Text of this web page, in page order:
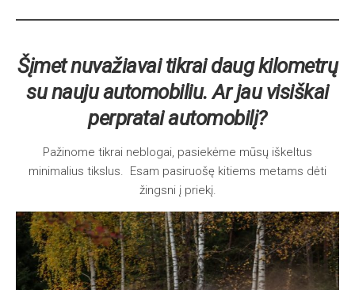
Šįmet nuvažiavai tikrai daug kilometrų
su nauju automobiliu. Ar jau visiškai
perpratai automobilį?
Pažinome tikrai neblogai, pasiekėme mūsų iškeltus
minimalius tikslus. Esam pasiruošę kitiems metams dėti
žingsni į priekį.